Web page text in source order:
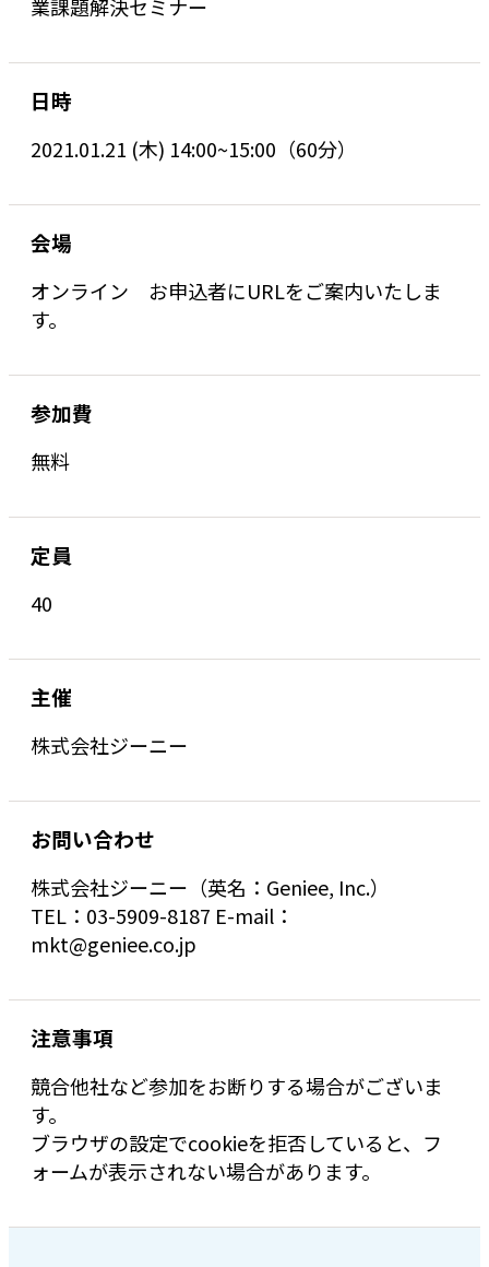
業課題解決セミナー
日時
2021.01.21 (木) 14:00~15:00（60分）
会場
オンライン お申込者にURLをご案内いたしま
す。
参加費
無料
定員
40
主催
株式会社ジーニー
お問い合わせ
株式会社ジーニー（英名：Geniee, Inc.）
TEL：03-5909-8187 E-mail：
mkt@geniee.co.jp
注意事項
競合他社など参加をお断りする場合がございま
す。
ブラウザの設定でcookieを拒否していると、フ
ォームが表示されない場合があります。